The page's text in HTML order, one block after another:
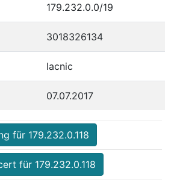
179.232.0.0/19
3018326134
lacnic
07.07.2017
für 179.232.0.118
für 179.232.0.118